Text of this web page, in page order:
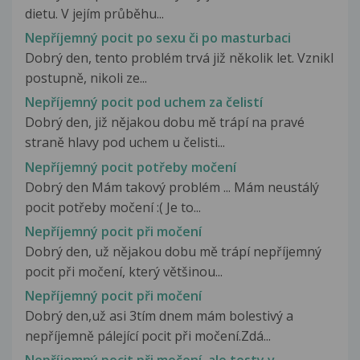
dietu. V jejím průběhu...
Nepříjemný pocit po sexu či po masturbaci
Dobrý den, tento problém trvá již několik let. Vznikl
postupně, nikoli ze...
Nepříjemný pocit pod uchem za čelistí
Dobrý den, již nějakou dobu mě trápí na pravé
straně hlavy pod uchem u čelisti...
Nepříjemný pocit potřeby močení
Dobrý den Mám takový problém ... Mám neustálý
pocit potřeby močení :( Je to...
Nepříjemný pocit při močení
Dobrý den, už nějakou dobu mě trápí nepříjemný
pocit při močení, který většinou...
Nepříjemný pocit při močení
Dobrý den,už asi 3tím dnem mám bolestivý a
nepříjemně pálející pocit při močení.Zdá...